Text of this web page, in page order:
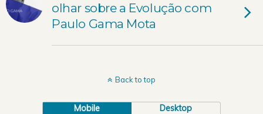
olhar sobre a Evolução com
Paulo Gama Mota
Back to top
Mobile Desktop